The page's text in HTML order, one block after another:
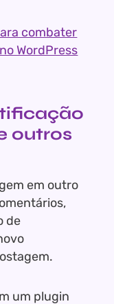
combater
WordPress
outros
em outro
de
um plugin